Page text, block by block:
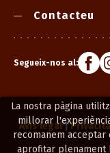
La nostra pàgina
millorar
recomanem
aprofitar plenament
Contacteu
Segueix-nos al:
Avís legal|